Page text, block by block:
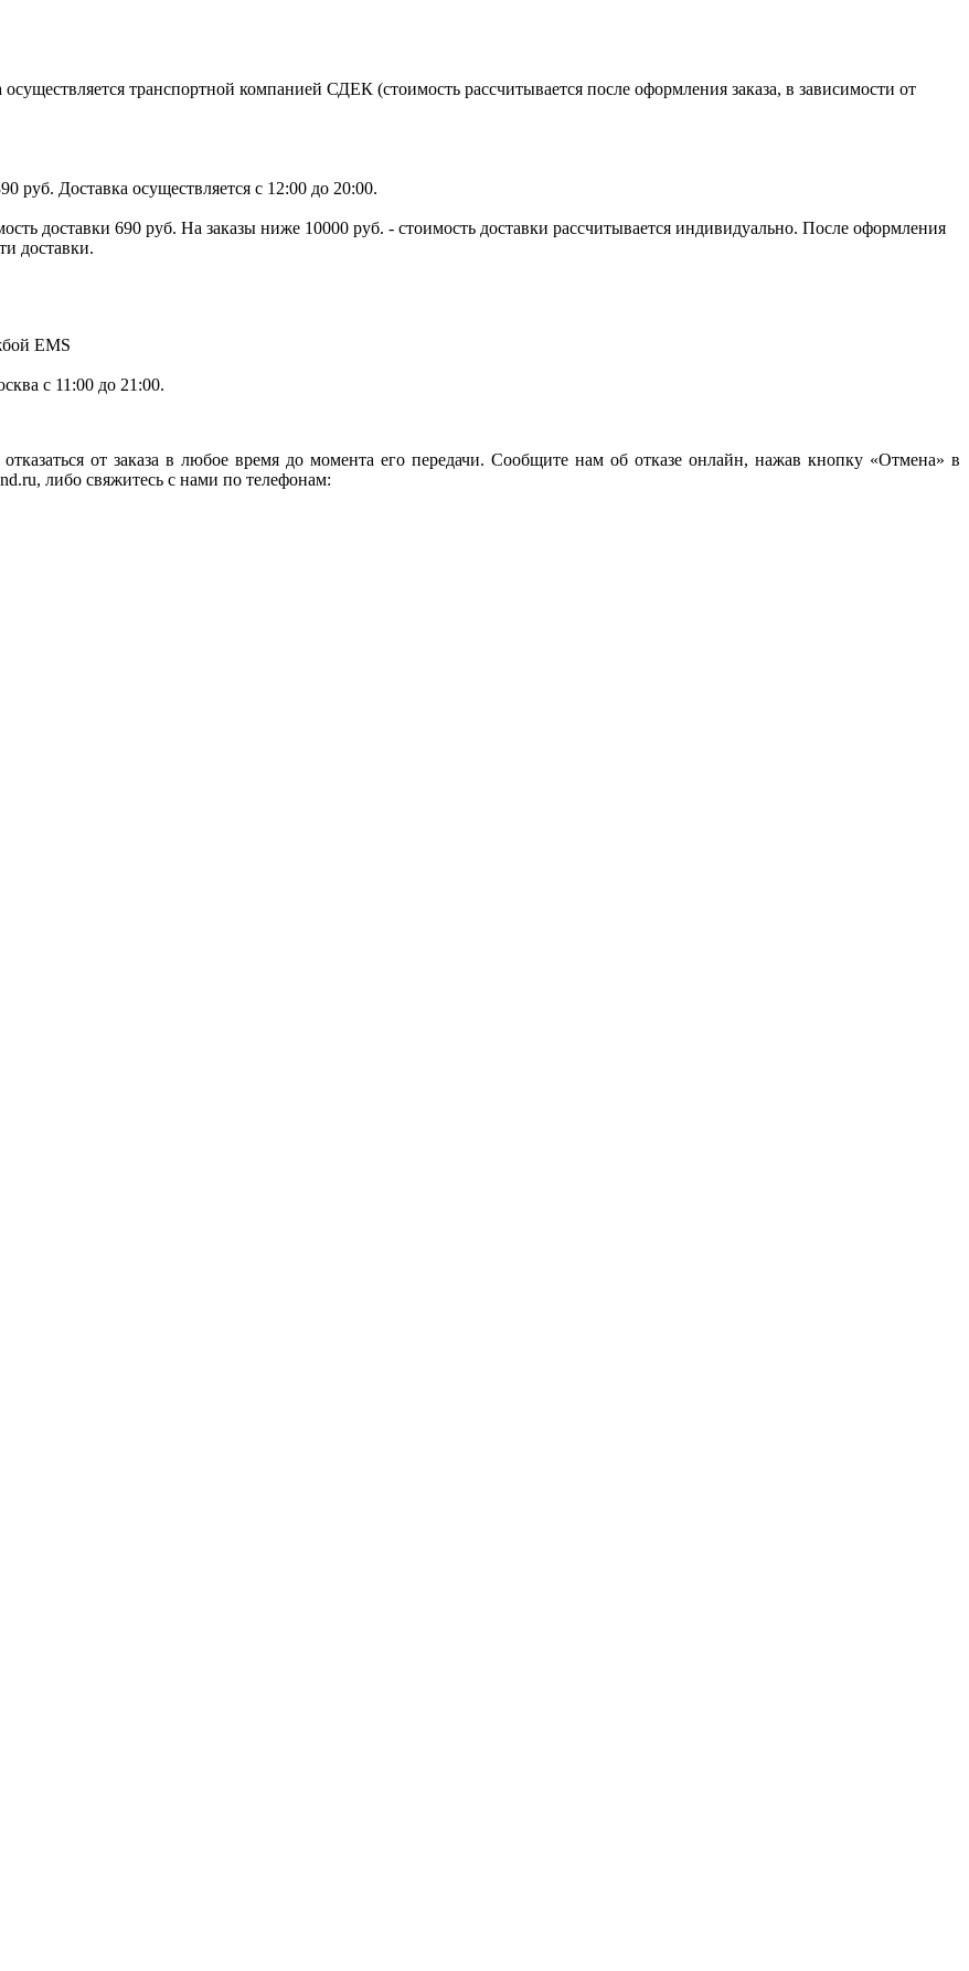
транспортной компанией СДЕК (стоимость рассчитывается после оформления заказа, в зависимости от
руб. Доставка осуществляется с 12:00 до 20:00.
доставки 690 руб. На заказы ниже 10000 руб. - стоимость доставки рассчитывается индивидуально. После оформления
доставки.
EMS
с 11:00 до 21:00.
от заказа в любое время до момента его передачи. Сообщите нам об отказе онлайн, нажав кнопку «Отмена» в
либо свяжитесь с нами по телефонам: